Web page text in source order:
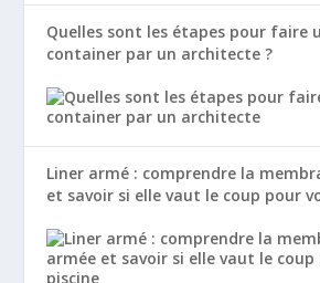
Quelles sont les étapes pour faire
container par un architecte ?
Liner armé : comprendre la
et savoir si elle vaut le coup pour